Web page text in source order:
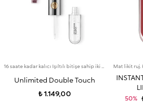
Unlimited Double Touch
₺ 1.149,00
50%